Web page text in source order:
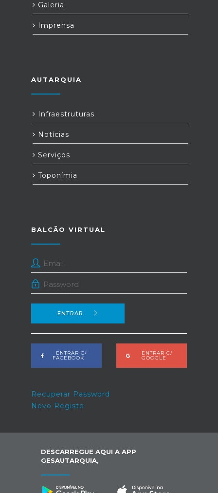
Galeria
Imprensa
AUTARQUIA
Infraestruturas
Notícias
Serviços
Toponímia
BALCÃO VIRTUAL
ENTRAR
ENTRAR C/
FACEBOOK
ENTRAR C/
GOOGLE
Recuperar Password
Novo Registo
DESCARREGUE AQUI A APP
GESAUTARQUIA,